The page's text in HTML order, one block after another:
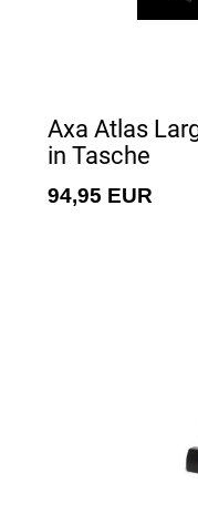
Axa Atlas
in Tasche
94,95 EUR